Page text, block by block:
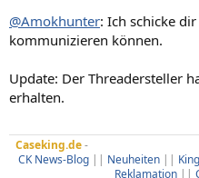
@Amokhunter: Ich schicke
kommunizieren können.
Update: Der Threadersteller
erhalten.
Caseking.de-
CK News-Blog || Neuheiten ||
Reklamation ||